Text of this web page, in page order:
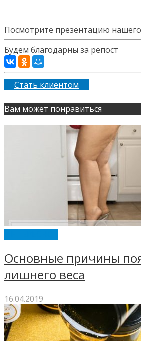
Посмотрите презентацию нашего
Будем благодарны за репост
Стать клиентом
Вам может понравиться
Основные причины
лишнего веса
16.04.2019